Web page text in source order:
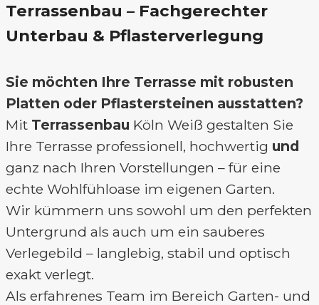
Terrassenbau – Fachgerechter
Unterbau & Pflasterverlegung
Sie möchten Ihre Terrasse mit robusten
Platten oder Pflastersteinen ausstatten?
Mit Terrassenbau Köln Weiß gestalten Sie
Ihre Terrasse professionell, hochwertig und
ganz nach Ihren Vorstellungen – für eine
echte Wohlfühloase im eigenen Garten.
Wir kümmern uns sowohl um den perfekten
Untergrund als auch um ein sauberes
Verlegebild – langlebig, stabil und optisch
exakt verlegt.
Als erfahrenes Team im Bereich Garten- und